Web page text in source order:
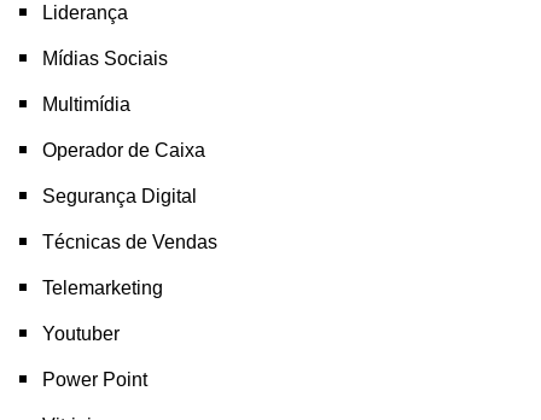
Liderança
Mídias Sociais
Multimídia
Operador de Caixa
Segurança Digital
Técnicas de Vendas
Telemarketing
Youtuber
Power Point